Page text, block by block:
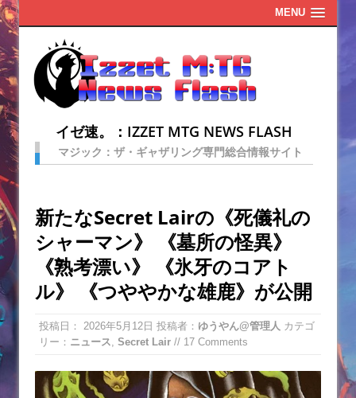
MENU
イゼ速。：IZZET MTG NEWS FLASH
マジック：ザ・ギャザリング専門総合情報サイト
新たなSecret Lairの《死儀礼の
シャーマン》 《墓所の怪異》
《熟考漂い》 《氷牙のコアト
ル》 《つややかな雄鹿》が公開
投稿日： 2026年5月12日 投稿者： ゆうやん@管理人 カテゴ
リー： ニュース Secret Lair // 17 Comments